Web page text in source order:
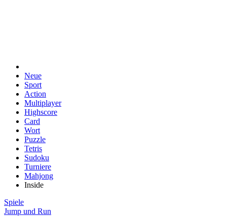
Neue
Sport
Action
Multiplayer
Highscore
Card
Wort
Puzzle
Tetris
Sudoku
Turniere
Mahjong
Inside
Spiele
Jump und Run